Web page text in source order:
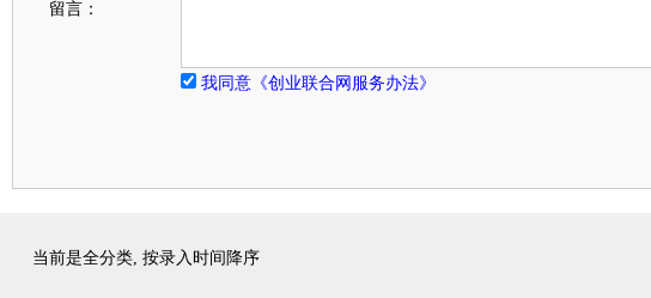
留言：
我同意《创业联合网服务办法》
当前是全分类, 按录入时间降序